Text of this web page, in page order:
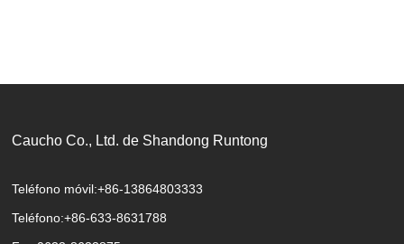
Caucho Co., Ltd. de Shandong Runtong
Teléfono móvil:+86-13864803333
Teléfono:+86-633-8631788